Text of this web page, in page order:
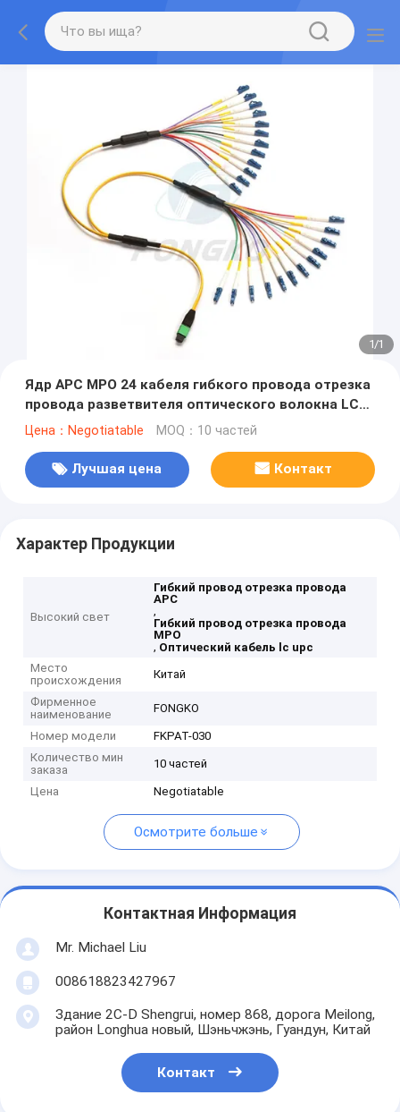
1/1
Ядр APC MPO 24 кабеля гибкого провода отрезка
провода разветвителя оптического волокна LC
UPC
Цена：Negotiatable MOQ：10 частей
Лучшая цена Контакт
Характер Продукции
Высокий свет
Гибкий провод отрезка провода
APC
,
Гибкий провод отрезка провода
MPO
, Оптический кабель lc upc
Место
происхождения
Китай
Фирменное
наименование
FONGKO
Номер модели
FKPAT-030
Количество мин
заказа
10 частей
Цена Negotiatable
Осмотрите больше
Контактная Информация
Mr. Michael Liu
008618823427967
Здание 2C-D Shengrui, номер 868, дорога Meilong,
район Longhua новый, Шэньчжэнь, Гуандун, Китай
Контакт